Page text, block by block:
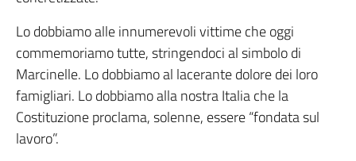
Lo dobbiamo alle innumerevoli vittime che oggi
commemoriamo tutte, stringendoci al simbolo di
Marcinelle. Lo dobbiamo al lacerante dolore dei loro
famigliari. Lo dobbiamo alla nostra Italia che la
Costituzione proclama, solenne, essere “fondata sul
lavoro”.